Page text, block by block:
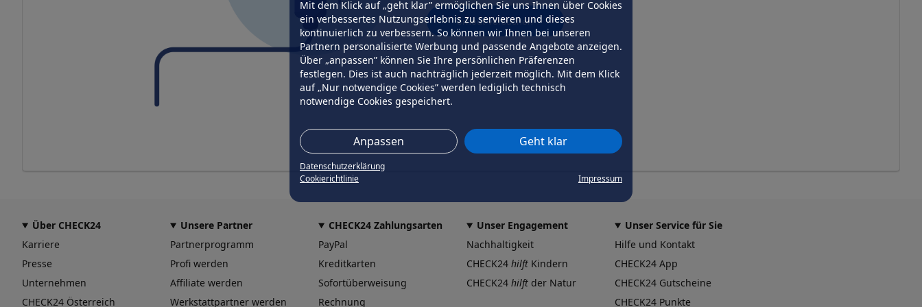
Mit dem Klick auf „geht klar” ermöglichen Sie uns Ihnen über Cookies
ein verbessertes Nutzungserlebnis zu servieren und dieses
kontinuierlich zu verbessern. So können wir Ihnen bei unseren
Partnern personalisierte Werbung und passende Angebote anzeigen.
Über „anpassen” können Sie Ihre persönlichen Präferenzen
festlegen. Dies ist auch nachträglich jederzeit möglich. Mit dem Klick
auf „Nur notwendige Cookies” werden lediglich technisch
notwendige Cookies gespeichert.
Anpassen Geht klar
Datenschutzerklärung
Cookierichtlinie
Impressum
erneut versuchen
Über CHECK24
Karriere
Presse
Unternehmen
CHECK24 Österreich
Unsere Partner
Partnerprogramm
Profi werden
Affiliate werden
Werkstattpartner werden
CHECK24 Zahlungsarten
PayPal
Kreditkarten
Sofortüberweisung
Rechnung
Unser Engagement
Nachhaltigkeit
CHECK24 hilft Kindern
CHECK24 hilft der Natur
Unser Service für Sie
Hilfe und Kontakt
CHECK24 App
CHECK24 Gutscheine
CHECK24 Punkte